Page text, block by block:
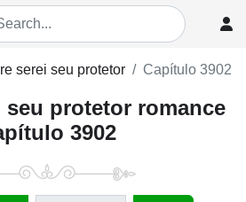
serei seu protetor Capítulo 3902
seu protetor romance
3902